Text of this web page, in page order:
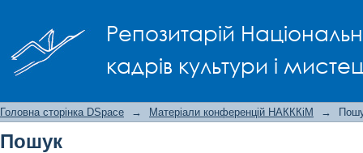
Репозитарій
кадрів культури і
Головна сторінка DSpace → Матеріали конференцій НАКККіМ →
Пошук